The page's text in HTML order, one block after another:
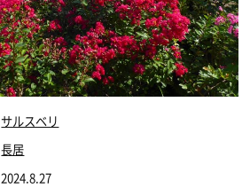
サルスベリ
長居
2024.8.27